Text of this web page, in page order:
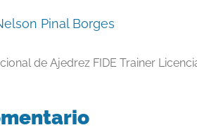
Pinal Borges
de Ajedrez FIDE Trainer